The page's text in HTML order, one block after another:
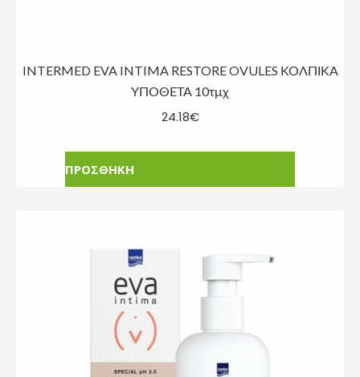
INTERMED EVA INTIMA RESTORE OVULES ΚΟΛΠΙΚΑ
ΥΠΟΘΕΤΑ 10τμχ
24.18€
ΠΡΟΣΘΗΚΗ